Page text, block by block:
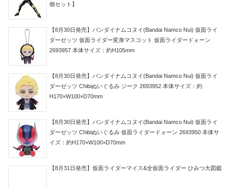
個セット】
【8月30日発売】バンダイナムコヌイ(Bandai Namco Nui) 仮面ライ
ダーゼッツ 仮面ライダー変身マスコット 仮面ライダードォーン
2693957 本体サイズ：約H105mm
【8月30日発売】バンダイナムコヌイ(Bandai Namco Nui) 仮面ライ
ダーゼッツ Chibiぬいぐるみ ジーク 2693952 本体サイズ：約
H170×W100×D70mm
【8月30日発売】バンダイナムコヌイ(Bandai Namco Nui) 仮面ライ
ダーゼッツ Chibiぬいぐるみ 仮面ライダードォーン 2693950 本体サ
イズ：約H170×W100×D70mm
【8月31日発売】仮面ライダーマイス&全仮面ライダー ひみつ大図鑑